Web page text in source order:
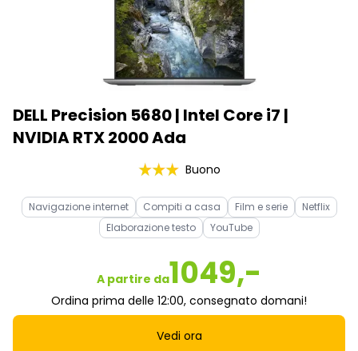
DELL Precision 5680 | Intel Core i7 |
NVIDIA RTX 2000 Ada
Buono
Navigazione internet Compiti a casa Film e serie
Netflix
Elaborazione testo
YouTube
A partire da1049,-
Ordina prima delle 12:00, consegnato domani!
Vedi ora